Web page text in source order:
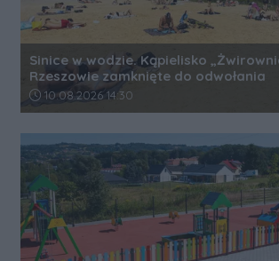
Sinice w wodzie. Kąpielisko
Rzeszowie zamknięte do odwołania
Data dodania artykułu:
10.08.2026 14:30